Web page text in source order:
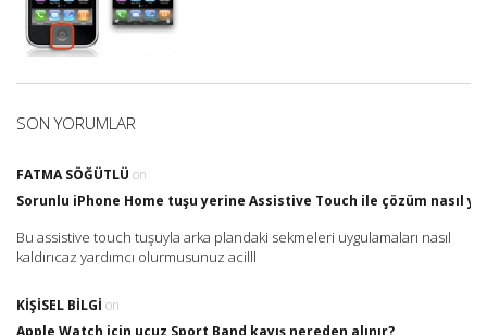
SON YORUMLAR
FATMA SÖĞÜTLÜ on
Sorunlu iPhone Home tuşu yerine Assistive Touch ile çözüm nasıl
Bu assistive touch tuşuyla arka plandaki sekmeleri uygulamaları nasıl
kaldırıcaz yardımcı olurmusunuz acilll
KIŞISEL BILGI on
Apple Watch için ucuz Sport Band kayış nereden alınır?